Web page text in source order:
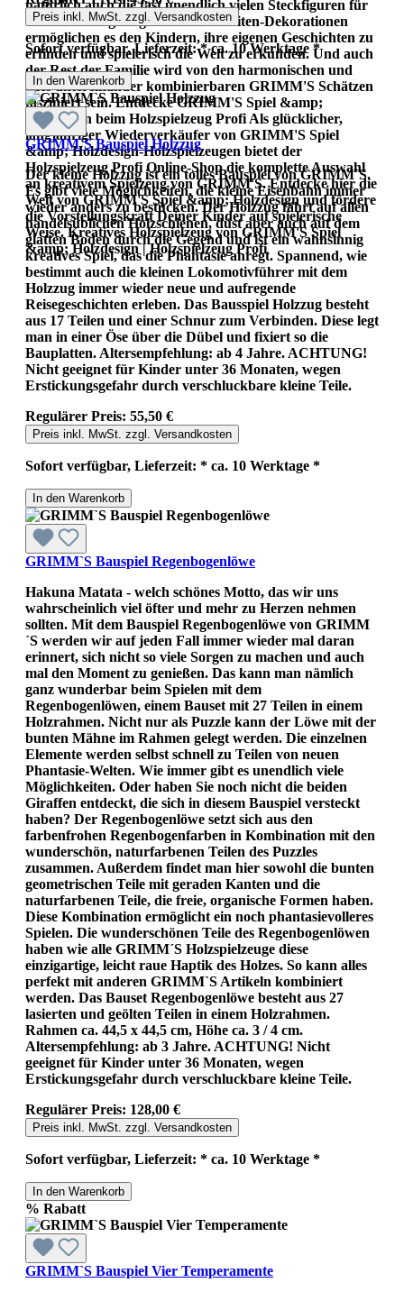
natürlich auch die fast unendlich vielen Steckfiguren für
die Geburtstagsringe und Jahreszeiten-Dekorationen
ermöglichen es den Kindern, ihre eigenen Geschichten zu
erfinden und spielerisch die Welt zu erkunden. Und auch
der Rest der Familie wird von den harmonischen und
alles untereinander kombinierbaren GRIMM'S Schätzen
fasziniert sein. Entdecke GRIMM'S Spiel &amp;
Holzdesign beim Holzspielzeug Profi Als glücklicher,
langjähriger Wiederverkäufer von GRIMM'S Spiel
&amp; Holzdesign-Holzspielzeugen bietet der
Holzspielzeug Profi Online-Shop die komplette Auswahl
an kreativem Spielzeug von GRIMM'S. Entdecke hier die
Welt von GRIMM'S Spiel &amp; Holzdesign und fördere
die Vorstellungskraft Deiner Kinder auf spielerische
Weise. Kreatives Holzspielzeug von GRIMM'S Spiel
&amp; Holzdesign | Holzspielzeug Profi
Preis inkl. MwSt. zzgl. Versandkosten
Sofort verfügbar, Lieferzeit: * ca. 10 Werktage *
In den Warenkorb
GRIMM`S Bauspiel Holzzug
Der kleine Holzzug ist ein tolles Bauspiel von GRIMM´S.
Es gibt viele Möglichkeiten, die kleine Eisenbahn immer
wieder anders zu bestücken. Der Holzzug fährt auf allen
handelsüblichen Holzschienen, düst aber auch auf dem
glatten Boden durch die Gegend und ist ein wahnsinnig
kreatives Spiel, das die Phantasie anregt. Spannend, wie
bestimmt auch die kleinen Lokomotivführer mit dem
Holzzug immer wieder neue und aufregende
Reisegeschichten erleben. Das Bausspiel Holzzug besteht
aus 17 Teilen und einer Schnur zum Verbinden. Diese legt
man in einer Öse über die Dübel und fixiert so die
Bauplatten. Altersempfehlung: ab 4 Jahre. ACHTUNG!
Nicht geeignet für Kinder unter 36 Monaten, wegen
Erstickungsgefahr durch verschluckbare kleine Teile.
Regulärer Preis: 55,50 €
Preis inkl. MwSt. zzgl. Versandkosten
Sofort verfügbar, Lieferzeit: * ca. 10 Werktage *
In den Warenkorb
GRIMM`S Bauspiel Regenbogenlöwe
Hakuna Matata - welch schönes Motto, das wir uns
wahrscheinlich viel öfter und mehr zu Herzen nehmen
sollten. Mit dem Bauspiel Regenbogenlöwe von GRIMM
´S werden wir auf jeden Fall immer wieder mal daran
erinnert, sich nicht so viele Sorgen zu machen und auch
mal den Moment zu genießen. Das kann man nämlich
ganz wunderbar beim Spielen mit dem
Regenbogenlöwen, einem Bauset mit 27 Teilen in einem
Holzrahmen. Nicht nur als Puzzle kann der Löwe mit der
bunten Mähne im Rahmen gelegt werden. Die einzelnen
Elemente werden selbst schnell zu Teilen von neuen
Phantasie-Welten. Wie immer gibt es unendlich viele
Möglichkeiten. Oder haben Sie noch nicht die beiden
Giraffen entdeckt, die sich in diesem Bauspiel versteckt
haben? Der Regenbogenlöwe setzt sich aus den
farbenfrohen Regenbogenfarben in Kombination mit den
wunderschön, naturfarbenen Teilen des Puzzles
zusammen. Außerdem findet man hier sowohl die bunten
geometrischen Teile mit geraden Kanten und die
naturfarbenen Teile, die freie, organische Formen haben.
Diese Kombination ermöglicht ein noch phantasievolleres
Spielen. Die wunderschönen Teile des Regenbogenlöwen
haben wie alle GRIMM´S Holzspielzeuge diese
einzigartige, leicht raue Haptik des Holzes. So kann alles
perfekt mit anderen GRIMM`S Artikeln kombiniert
werden. Das Bauset Regenbogenlöwe besteht aus 27
lasierten und geölten Teilen in einem Holzrahmen.
Rahmen ca. 44,5 x 44,5 cm, Höhe ca. 3 / 4 cm.
Altersempfehlung: ab 3 Jahre. ACHTUNG! Nicht
geeignet für Kinder unter 36 Monaten, wegen
Erstickungsgefahr durch verschluckbare kleine Teile.
Regulärer Preis: 128,00 €
Preis inkl. MwSt. zzgl. Versandkosten
Sofort verfügbar, Lieferzeit: * ca. 10 Werktage *
In den Warenkorb
% Rabatt
GRIMM`S Bauspiel Vier Temperamente